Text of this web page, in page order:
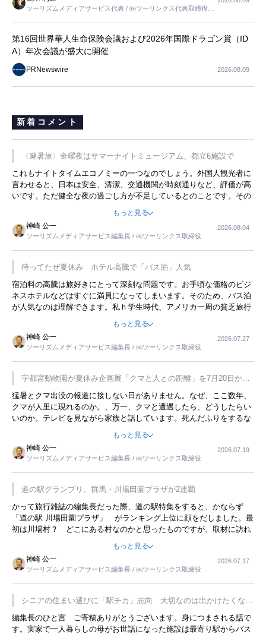
ツーリズムメディアサービス代表 / ㈱ツーリンクス代表取締役社
第16回世界華人生命保険会議および2026年国際ドラゴン賞（ID
A）年次会議が盛大に開催
PRNewswire 2026.08.09
新着コメント
〈避暑旅〉金曜夜はサマーナイトミュージアム、都立6施設で
これもナイトタイムエコノミーの一つなのでしょう。外国人観光者に
言わせると、日本は安全、清潔、交通機関が時刻通りなど、評価が高
いです。ただ健全な夜の過ごし方が不足しているとのことです。その
限らず外国人にとっても楽しみが増えるでしょうね。
もっと見る
神崎 公一
ツーリズムメディアサービス編集長 / ㈱ツーリンクス取締役
2026.08.04
待ってたぜ夏休み ホテル高騰で「バス泊」人気
宿泊料の高騰は旅好きにとって深刻な問題です。お手頃な価格のビジ
ネスホテルなどはすぐに満員になってしまいます。そのため、バス泊
が人気なのは理解できます。私ｈ学生時代、アメリカ一周の貧乏旅行
用してホテル代を浮かせていました。ただし、若いからできたことで
す。若い人が夜行バスで京都に行った、青森に行ったと聞くと、疲れ
が残らないのかなと思ってしまいます。
もっと見る
神崎 公一
ツーリズムメディアサービス編集長 / ㈱ツーリンクス取締役
2026.07.27
宇都宮動物園が夏休み企画展「クマと人との距離」を7月20日から
開催
猛暑とクマ出没の報道に接しない日がありません。なぜ、ここ数年、
クマが人里に現れるのか。、万一、クマと遭遇したら、どうしたらい
いのか。テレビを見ながら家族と話しています。死んだふりをするな
もっと見る
神崎 公一
ツーリズムメディアサービス編集長 / ㈱ツーリンクス取締役
2026.07.19
道の駅グランプリ、群馬・川場田園プラザが2連覇
かって旅行雑誌の編集長だった際、道の駅特集をすると、かならず
「道の駅 川場田園プラザ」 がランキング上位に顔をだしました。最
初は川場村？ どこにある村なのかと思ったものですが、取材に訪れ
した。プレゼンも巧みで、今でも思い出すことが２つあります。一つ
は、従業員に東京ディズニーランドを見学させ、サービス業、接客業
の何かを理解してもらっていることです。 もう一つは1800円もする
プレミアムヨーグルトを販売するにあたり、社内に懸念もあったそう
です。永井社長は、駐車場に都内ナンバーの高級外車が停まっている
ことに目をつけ、高級商品でも売れると確信したそうです。今回の記
事を懐かしく読みました。
もっと見る
神崎 公一
ツーリズムメディアサービス編集長 / ㈱ツーリンクス取締役
2026.07.17
シニアの住まい選びに「駅チカ」志向 大切なのは出かけたくなる
暮らし
編集長のひと言 ご寄稿ありがとうございます。身につまされる話で
す。実家で一人暮らしの母がお世話になった施設は最寄り駅からバス